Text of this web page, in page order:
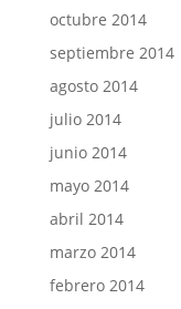
octubre 2014
septiembre 2014
agosto 2014
julio 2014
junio 2014
mayo 2014
abril 2014
marzo 2014
febrero 2014